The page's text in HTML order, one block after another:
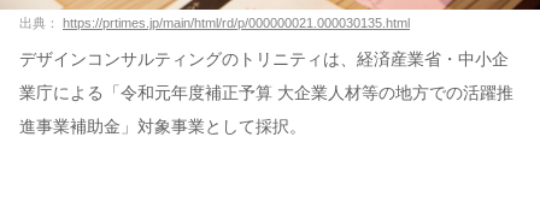
出典： https://prtimes.jp/main/html/rd/p/000000021.000030135.html
デザインコンサルティングのトリニティは、経済産業省・中小企
業庁による「令和元年度補正予算 大企業人材等の地方での活躍推
進事業補助金」対象事業として採択。